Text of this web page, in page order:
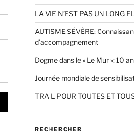
vos
votes
! »
LA VIE N’EST PAS UN LONG
AUTISME SÉVÈRE:
d’accompagnement
Dogme dans le « Le Mur »: 10
Journée mondiale de
TRAIL POUR TOUTES ET
RECHERCHER